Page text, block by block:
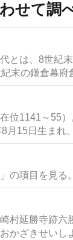
せて調
とは、8世紀
末の鎌倉幕府
位1141～55）
月15日生まれ
の項目を見る
村延勝寺跡六
かざきせいし